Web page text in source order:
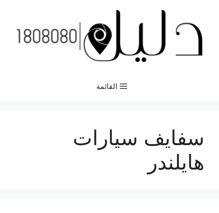
المحتوى
القائمة
سفايف سيارات
هايلندر